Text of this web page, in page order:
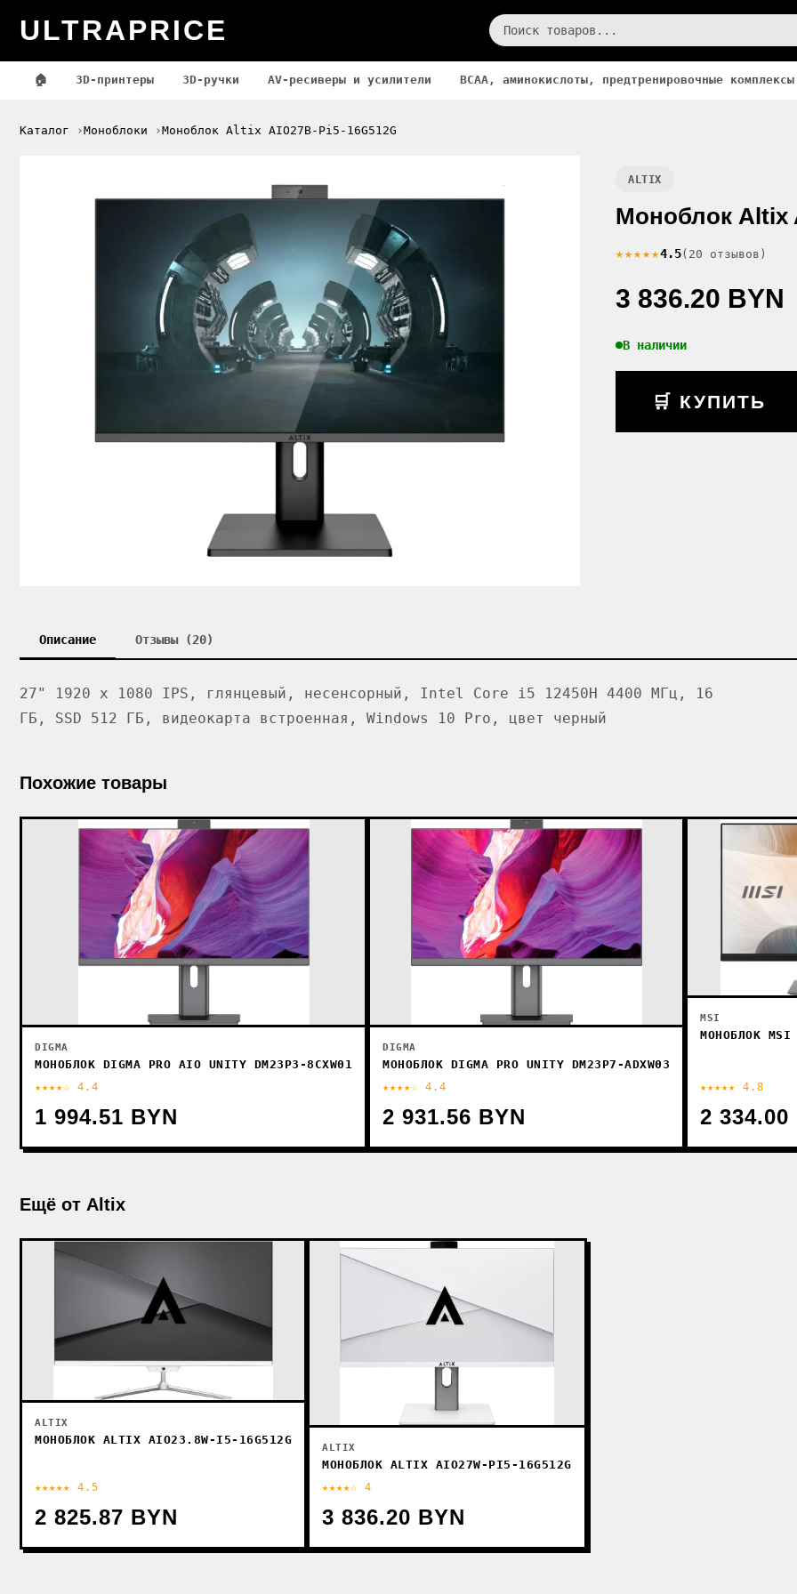
ULTRAPRICE
🏠 3D-принтеры 3D-ручки AV-ресиверы и усилители BCAA, аминокислоты, предтренировочные
Каталог Моноблоки Моноблок Altix AIO27B-Pi5-16G512G
ALTIX
Моноблок Altix
★★★★★4.5(20 отзывов)
3 836.20 BYN
В наличии
🛒 КУПИТЬ
Описание Отзывы (20)
27" 1920 x 1080 IPS, глянцевый, несенсорный, Intel Core i5 12450H 4400 МГц, 16
ГБ, SSD 512 ГБ, видеокарта встроенная, Windows 10 Pro, цвет черный
Похожие товары
DIGMA
МОНОБЛОК DIGMA PRO AIO UNITY DM23P3-8CXW01
★★★★☆ 4.4
1 994.51 BYN
DIGMA
МОНОБЛОК DIGMA PRO UNITY DM23P7-ADXW03
★★★★☆ 4.4
2 931.56 BYN
MSI
МОНОБЛОК MSI
★★★★★ 4.8
2 334.00
Ещё от Altix
ALTIX
МОНОБЛОК ALTIX AIO23.8W-I5-16G512G
★★★★★ 4.5
2 825.87 BYN
ALTIX
МОНОБЛОК ALTIX AIO27W-PI5-16G512G
★★★★☆ 4
3 836.20 BYN